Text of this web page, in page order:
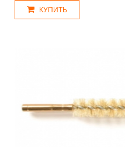
КУПИТЬ